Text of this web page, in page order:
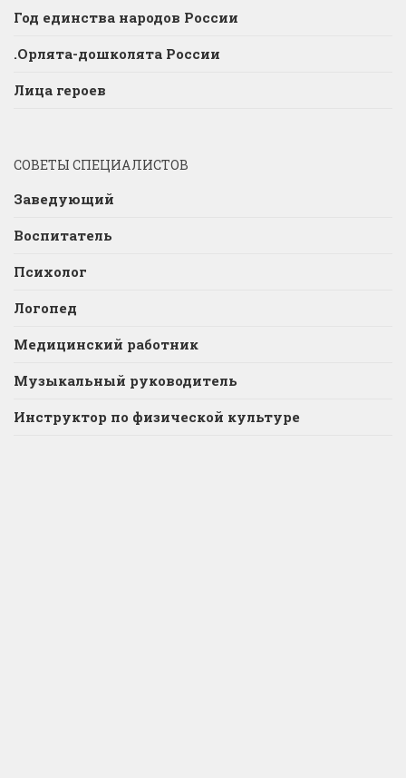
Год единства народов России
.Орлята-дошколята России
Лица героев
СОВЕТЫ СПЕЦИАЛИСТОВ
Заведующий
Воспитатель
Психолог
Логопед
Медицинский работник
Музыкальный руководитель
Инструктор по физической культуре